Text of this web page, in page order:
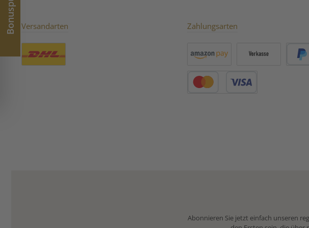
Teepflanze. Er begeistert mit
seinem milden, sanften
Charakter, einer feinen Süße
und einem vergleichsweise
niedrigen Koffeingehalt.
Versandarten Zahlungsarten
Abonnieren Sie jetzt einfach unseren